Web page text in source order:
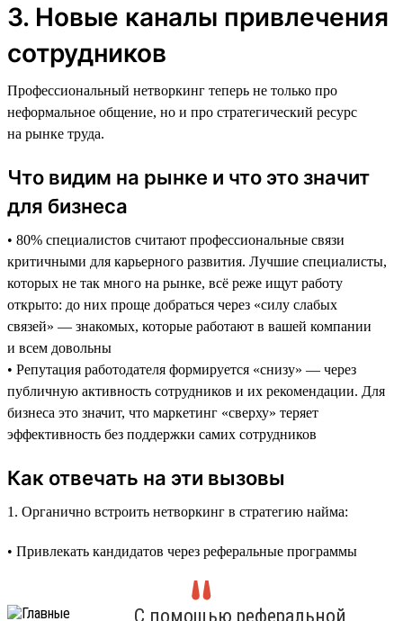
3. Новые каналы привлечения
сотрудников
Профессиональный нетворкинг теперь не только про
неформальное общение, но и про стратегический ресурс
на рынке труда.
Что видим на рынке и что это значит
для бизнеса
• 80% специалистов считают профессиональные связи
критичными для карьерного развития. Лучшие специалисты,
которых не так много на рынке, всё реже ищут работу
открыто: до них проще добраться через «силу слабых
связей» — знакомых, которые работают в вашей компании
и всем довольны
• Репутация работодателя формируется «снизу» — через
публичную активность сотрудников и их рекомендации. Для
бизнеса это значит, что маркетинг «сверху» теряет
эффективность без поддержки самих сотрудников
Как отвечать на эти вызовы
1. Органично встроить нетворкинг в стратегию найма:
• Привлекать кандидатов через реферальные программы
С помощью реферальной